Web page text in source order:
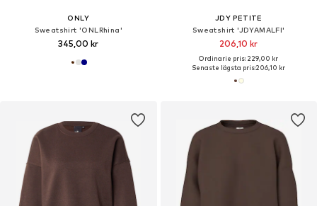
ONLY
Sweatshirt 'ONLRhina'
345,00 kr
JDY PETITE
Sweatshirt 'JDYAMALFI'
206,10 kr
Ordinarie pris: 229,00 kr
Senaste lägsta pris:206,10 kr